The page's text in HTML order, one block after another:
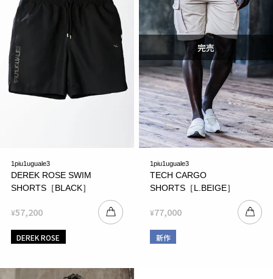
1piu1uguale3
DEREK ROSE SWIM
SHORTS［BLACK］
¥57,200
DEREK ROSE
1piu1uguale3
TECH CARGO
SHORTS［L.BEIGE］
¥77,000
新作